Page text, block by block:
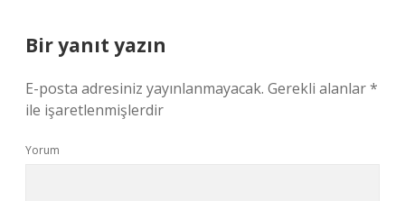
Bir yanıt yazın
E-posta adresiniz yayınlanmayacak. Gerekli alanlar*
ile işaretlenmişlerdir
Yorum